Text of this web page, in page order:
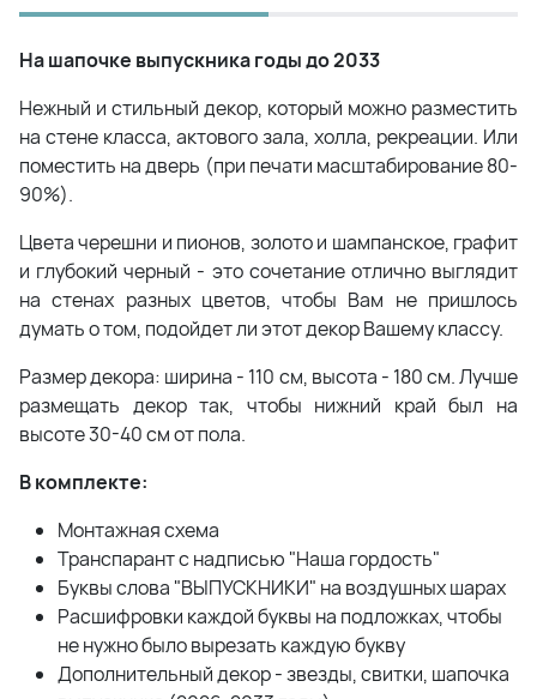
На шапочке выпускника годы до 2033
Нежный и стильный декор, который можно разместить
на стене класса, актового зала, холла, рекреации. Или
поместить на дверь (при печати масштабирование 80-
90%).
Цвета черешни и пионов, золото и шампанское, графит
и глубокий черный - это сочетание отлично выглядит
на стенах разных цветов, чтобы Вам не пришлось
думать о том, подойдет ли этот декор Вашему классу.
Размер декора: ширина - 110 см, высота - 180 см. Лучше
размещать декор так, чтобы нижний край был на
высоте 30-40 см от пола.
В комплекте:
Монтажная схема
Транспарант с надписью "Наша гордость"
Буквы слова "ВЫПУСКНИКИ" на воздушных шарах
Расшифровки каждой буквы на подложках, чтобы
не нужно было вырезать каждую букву
Дополнительный декор - звезды, свитки, шапочка